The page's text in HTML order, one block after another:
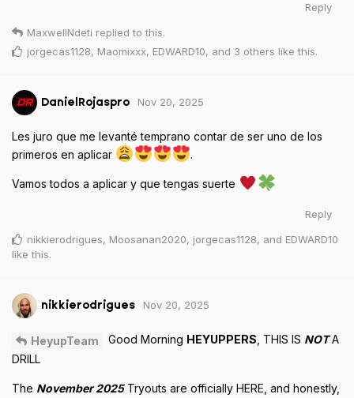
Reply
MaxwellNdeti replied to this.
jorgecas1128, Maomixxx, EDWARD10, and 3 others like this.
DanielRojaspro Nov 20, 2025
Les juro que me levanté temprano contar de ser uno de los
primeros en aplicar
.
Vamos todos a aplicar y que tengas suerte
Reply
nikkierodrigues, Moosanan2020, jorgecas1128, and EDWARD10
like this.
nikkierodrigues Nov 20, 2025
HeyupTeam Good Morning HEYUPPERS , THIS IS NOTA
DRILL
The November 2025Tryouts are officially HERE, and honestly,